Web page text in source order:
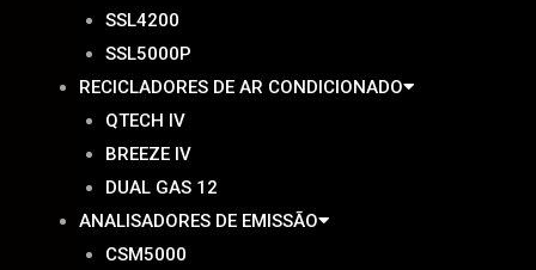
SSL4200
SSL5000P
RECICLADORES DE AR CONDICIONADO
QTECH IV
BREEZE IV
DUAL GAS 12
ANALISADORES DE EMISSÃO
CSM5000